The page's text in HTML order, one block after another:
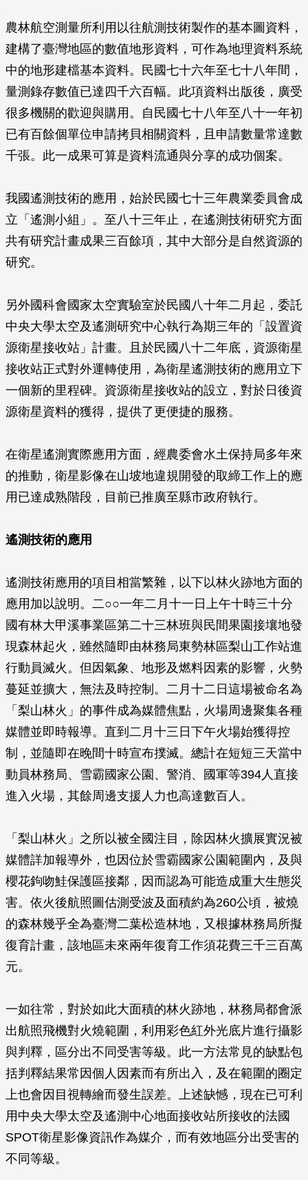
農林航空測量所利用以往航測技術製作的基本圖資料，
建構了臺灣地區的數值地形資料，可作為地理資料系統
中的地形建檔基本資料。民國七十六年至七十八年間，
量測錄存數值已達四千六百幅。此項資料出版後，廣受
很多機關的歡迎與購用。自民國七十八年至八十一年初
已有百餘個單位申請拷貝相關資料，且申請數量常達數
千張。此一成果可算是資料流通與分享的成功個案。
我國遙測技術的應用，始於民國七十三年農業委員會成
立「遙測小組」。至八十三年止，在遙測技術研究方面
共有研究計畫成果三百餘項，其中大部分是自然資源的
研究。
另外國科會國家太空實驗室於民國八十年二月起，委託
中央大學太空及遙測研究中心執行為期三年的「設置資
源衛星接收站」計畫。且於民國八十二年底，資源衛星
接收站正式對外運轉使用，為衛星遙測技術的應用立下
一個新的里程碑。資源衛星接收站的設立，對於日後資
源衛星資料的獲得，提供了更便捷的服務。
在衛星遙測實際應用方面，經農委會水土保持局多年來
的推動，衛星影像在山坡地違規開發的取締工作上的應
用已達成熟階段，目前已推廣至縣市政府執行。
遙測技術的應用
遙測技術應用的項目相當繁雜，以下以林火跡地方面的
應用加以說明。二○○一年二月十一日上午十時三十分
國有林大甲溪事業區第二十三林班與民間果園接壤地發
現森林起火，雖然隨即由林務局東勢林區梨山工作站進
行動員滅火。但因氣象、地形及燃料因素的影響，火勢
蔓延並擴大，無法及時控制。二月十二日這場被命名為
「梨山林火」的事件成為媒體焦點，火場周邊聚集各種
媒體並即時報導。直到二月十三日下午火場始獲得控
制，並隨即在晚間十時宣布撲滅。總計在短短三天當中
動員林務局、雪霸國家公園、警消、國軍等394人直接
進入火場，其餘周邊支援人力也高達數百人。
「梨山林火」之所以被全國注目，除因林火擴展實況被
媒體詳加報導外，也因位於雪霸國家公園範圍內，及與
櫻花鉤吻鮭保護區接鄰，因而認為可能造成重大生態災
害。依火後航照圖估測受波及面積約為260公頃，被燒
的森林幾乎全為臺灣二葉松造林地，又根據林務局所擬
復育計畫，該地區未來兩年復育工作須花費三千三百萬
元。
一如往常，對於如此大面積的林火跡地，林務局都會派
出航照飛機對火燒範圍，利用彩色紅外光底片進行攝影
與判釋，區分出不同受害等級。此一方法常見的缺點包
括判釋結果常因個人因素而有所出入，及在範圍的圈定
上也會因目視轉繪而發生誤差。上述缺憾，現在已可利
用中央大學太空及遙測中心地面接收站所接收的法國
SPOT衛星影像資訊作為媒介，而有效地區分出受害的
不同等級。